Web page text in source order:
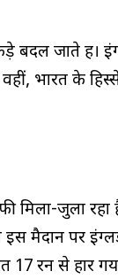
जाते हैं।
भारत के
मिला-जुला
इस मैदान पर
रन से हार